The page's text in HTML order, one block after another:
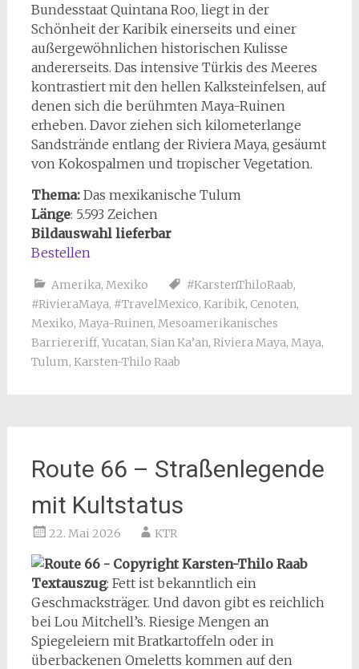
Bundesstaat Quintana Roo, liegt in der
Schönheit der Karibik einerseits und einer
außergewöhnlichen historischen Kulisse
andererseits. Das intensive Türkis des Meeres
kontrastiert mit den hellen Kalksteinfelsen, auf
denen sich die berühmten Maya-Ruinen
erheben. Davor ziehen sich kilometerlange
Sandstrände entlang der Riviera Maya, gesäumt
von Kokospalmen und tropischer Vegetation.
Thema: Das mexikanische Tulum
Länge: 5.593 Zeichen
Bildauswahl lieferbar
Bestellen
Amerika, Mexiko #KarstenThiloRaab,
#RivieraMaya, #TravelMexico, Karibik, Cenoten,
Mexiko, Maya-Ruinen, Mesoamerikanisches
Barriereriff, Yucatan, Sian Ka’an, Riviera Maya, Maya,
Tulum, Karsten-Thilo Raab
Route 66 – Straßenlegende
mit Kultstatus
22. Mai 2026 KTR
Textauszug: Fett ist bekanntlich ein
Geschmacksträger. Und davon gibt es reichlich
bei Lou Mitchell’s. Riesige Mengen an
Spiegeleiern mit Bratkartoffeln oder in
überbackenen Omeletts kommen auf den